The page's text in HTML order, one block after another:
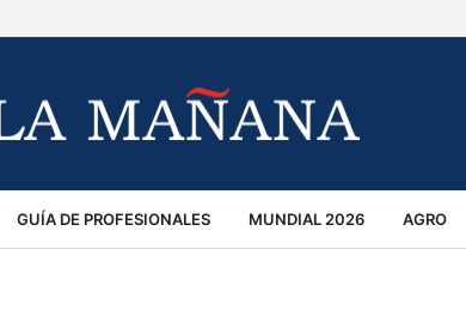
GUÍA DE PROFESIONALES MUNDIAL 2026 AGRO